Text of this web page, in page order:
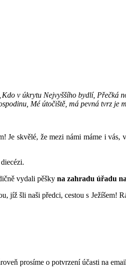
v úkrytu Nejvyššího bydlí, Přečká
Mé útočiště, má pevná tvrz je
Je skvělé, že mezi námi máme i vás,
vydali pěšky na zahradu úřadu
jíž šli naši předci, cestou s Ježíšem!
prosíme o potvrzení účasti na